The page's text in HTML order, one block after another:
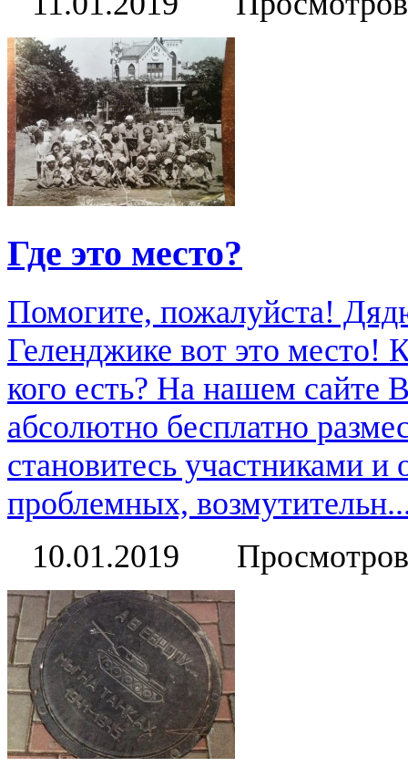
Где это место?
Помогите, пожалуйста!
Геленджике вот это место!
кого есть? На нашем сайте
абсолютно бесплатно
становитесь участниками
проблемных,
10.01.2019